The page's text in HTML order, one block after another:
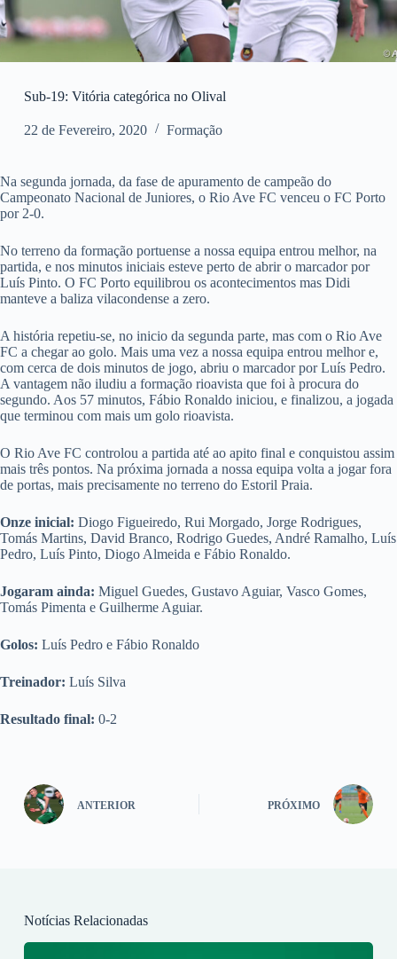
Sub-19: Vitória categórica no Olival
22 de Fevereiro, 2020 Formação
Na segunda jornada, da fase de apuramento de campeão do
Campeonato Nacional de Juniores, o Rio Ave FC venceu o FC Porto
por 2-0.
No terreno da formação portuense a nossa equipa entrou melhor, na
partida, e nos minutos iniciais esteve perto de abrir o marcador por
Luís Pinto. O FC Porto equilibrou os acontecimentos mas Didi
manteve a baliza vilacondense a zero.
A história repetiu-se, no inicio da segunda parte, mas com o Rio Ave
FC a chegar ao golo. Mais uma vez a nossa equipa entrou melhor e,
com cerca de dois minutos de jogo, abriu o marcador por Luís Pedro.
A vantagem não iludiu a formação rioavista que foi à procura do
segundo. Aos 57 minutos, Fábio Ronaldo iniciou, e finalizou, a jogada
que terminou com mais um golo rioavista.
O Rio Ave FC controlou a partida até ao apito final e conquistou assim
mais três pontos. Na próxima jornada a nossa equipa volta a jogar fora
de portas, mais precisamente no terreno do Estoril Praia.
Onze inicial: Diogo Figueiredo, Rui Morgado, Jorge Rodrigues,
Tomás Martins, David Branco, Rodrigo Guedes, André Ramalho, Luís
Pedro, Luís Pinto, Diogo Almeida e Fábio Ronaldo.
Jogaram ainda: Miguel Guedes, Gustavo Aguiar, Vasco Gomes,
Tomás Pimenta e Guilherme Aguiar.
Golos: Luís Pedro e Fábio Ronaldo
Treinador: Luís Silva
Resultado final: 0-2
ANTERIOR PRÓXIMO
Notícias Relacionadas